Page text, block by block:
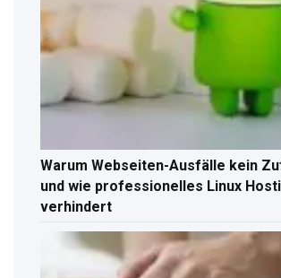
Warum Webseiten-Ausfälle kein
und wie professionelles Linux
verhindert